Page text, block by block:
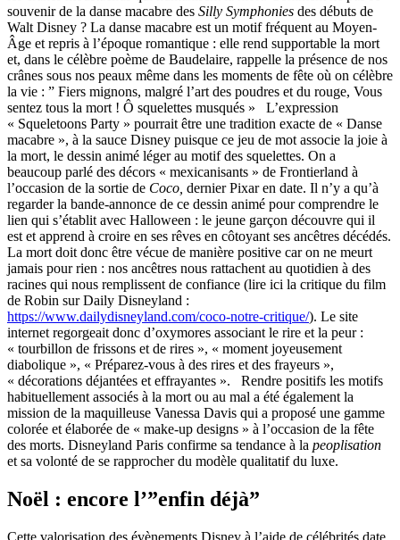
souvenir de la danse macabre des Silly Symphonies des débuts de
Walt Disney ? La danse macabre est un motif fréquent au Moyen-
Âge et repris à l’époque romantique : elle rend supportable la mort
et, dans le célèbre poème de Baudelaire, rappelle la présence de nos
crânes sous nos peaux même dans les moments de fête où on célèbre
la vie : ” Fiers mignons, malgré l’art des poudres et du rouge, Vous
sentez tous la mort ! Ô squelettes musqués » L’expression
« Squeletoons Party » pourrait être une tradition exacte de « Danse
macabre », à la sauce Disney puisque ce jeu de mot associe la joie à
la mort, le dessin animé léger au motif des squelettes. On a
beaucoup parlé des décors « mexicanisants » de Frontierland à
l’occasion de la sortie de Coco, dernier Pixar en date. Il n’y a qu’à
regarder la bande-annonce de ce dessin animé pour comprendre le
lien qui s’établit avec Halloween : le jeune garçon découvre qui il
est et apprend à croire en ses rêves en côtoyant ses ancêtres décédés.
La mort doit donc être vécue de manière positive car on ne meurt
jamais pour rien : nos ancêtres nous rattachent au quotidien à des
racines qui nous remplissent de confiance (lire ici la critique du film
de Robin sur Daily Disneyland :
https://www.dailydisneyland.com/coco-notre-critique/). Le site
internet regorgeait donc d’oxymores associant le rire et la peur :
« tourbillon de frissons et de rires », « moment joyeusement
diabolique », « Préparez-vous à des rires et des frayeurs »,
« décorations déjantées et effrayantes ». Rendre positifs les motifs
habituellement associés à la mort ou au mal a été également la
mission de la maquilleuse Vanessa Davis qui a proposé une gamme
colorée et élaborée de « make-up designs » à l’occasion de la fête
des morts. Disneyland Paris confirme sa tendance à la peoplisation
et sa volonté de se rapprocher du modèle qualitatif du luxe.
Noël : encore l’”enfin déjà”